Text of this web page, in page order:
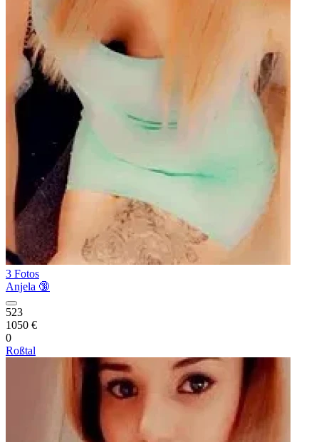
3 Fotos
Anjela 🔞
523
1050 €
0
Roßtal